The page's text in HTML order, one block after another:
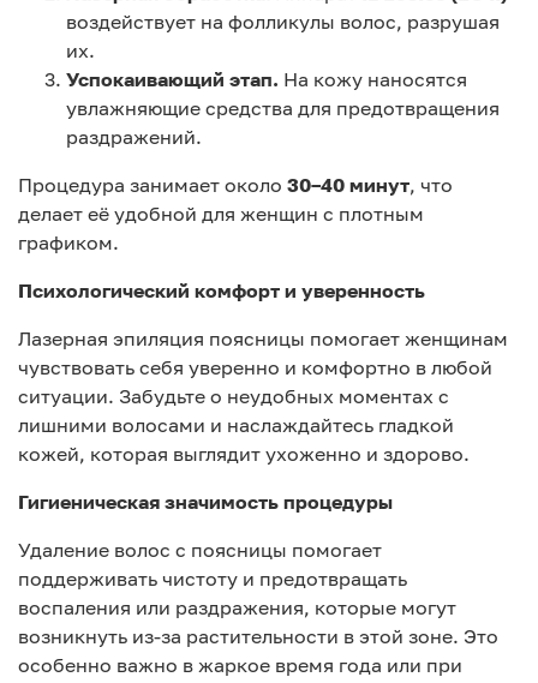
воздействует на фолликулы волос, разрушая
их.
Успокаивающий этап. На кожу наносятся
увлажняющие средства для предотвращения
раздражений.
Процедура занимает около 30–40 минут, что
делает её удобной для женщин с плотным
графиком.
Психологический комфорт и уверенность
Лазерная эпиляция поясницы помогает женщинам
чувствовать себя уверенно и комфортно в любой
ситуации. Забудьте о неудобных моментах с
лишними волосами и наслаждайтесь гладкой
кожей, которая выглядит ухоженно и здорово.
Гигиеническая значимость процедуры
Удаление волос с поясницы помогает
поддерживать чистоту и предотвращать
воспаления или раздражения, которые могут
возникнуть из-за растительности в этой зоне. Это
особенно важно в жаркое время года или при